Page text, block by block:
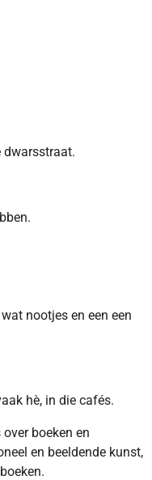
dwarsstraat.
nootjes en een een
hè, in die cafés.
boeken en
en beeldende kunst,